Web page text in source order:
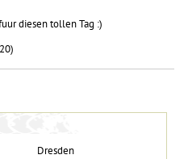
diesen tollen Tag :)
Dresden